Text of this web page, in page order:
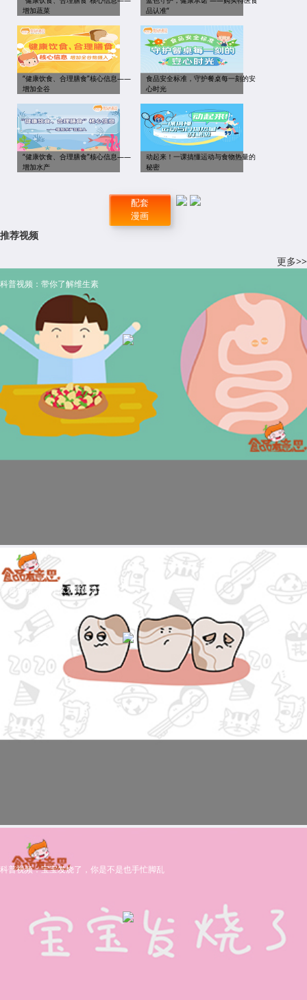
增加蔬菜
品认准“
“健康饮食、合理膳食”核心信息——
增加全谷
食品安全标准，守护餐桌每一刻的安
心时光
“健康饮食、合理膳食”核心信息——
增加水产
动起来！一课搞懂运动与食物热量的
秘密
配套
漫画
推荐视频
更多>>
科普视频：带你了解维生素
科普视频：为什么牙膏要含氟？
科普视频：宝宝发烧了，你是不是也手忙脚乱